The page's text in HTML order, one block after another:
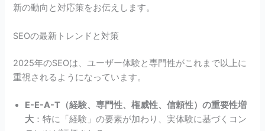
新の動向と対応策をお伝えします。
SEOの最新トレンドと対策
2025年のSEOは、ユーザー体験と専門性がこれまで以上に
重視されるようになっています。
E-E-A-T（経験、専門性、権威性、信頼性）の重要性増
大 ：特に「経験」の要素が加わり、実体験に基づくコン